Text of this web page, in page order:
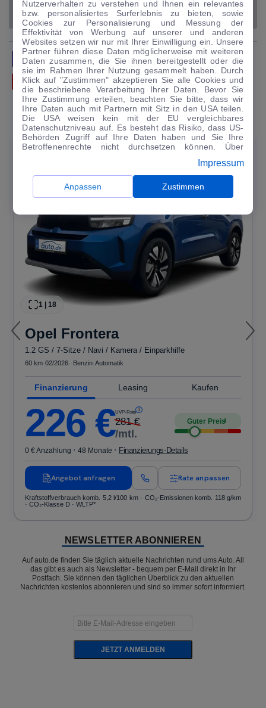
MITSUBISHI MITSUBISHI L200 PICK UP
TEILEN TWITTERN TEILEN
FLIPPEN MAILEN
UNSERE TOP-ANGEBOTE FÜR SIE
Angebot
1 | 18
Opel Frontera
1.2 GS / 7-Sitze / Navi / Kamera / Einparkhilfe
60 km 02/2026 Benzin Automatik
Finanzierung Leasing Kaufen
226 €UVP-Rate 3
281€
/mtl.
Guter Preis4
0 € Anzahlung · 48 Monate · Finanzierungs-Details
Angebot anfragen Rate anpassen
Kraftstoffverbrauch komb. 5,2 l/100 km · CO₂-Emissionen komb. 118 g/km
· CO₂-Klasse D · WLTP*
NEWSLETTER ABONNIEREN
Auf auto.de finden Sie täglich aktuelle Nachrichten rund ums Auto. All
das gibt es auch als Newsletter - bequem per E-Mail direkt in Ihr
Postfach. Sie können den täglichen Überblick zu den aktuellen
Nachrichten kostenlos abonnieren und sind so immer sofort informiert.
JETZT ANMELDEN
Nutzerverhalten zu verstehen und Ihnen ein relevantes
bzw. personalisiertes Surferlebnis zu bieten, sowie
Cookies zur Personalisierung und Messung der
Effektivität von Werbung auf unserer und anderen
Websites setzen wir nur mit Ihrer Einwilligung ein. Unsere
Partner führen diese Daten möglicherweise mit weiteren
Daten zusammen, die Sie ihnen bereitgestellt oder die
sie im Rahmen Ihrer Nutzung gesammelt haben. Durch
Klick auf "Zustimmen" akzeptieren Sie alle Cookies und
die beschriebene Verarbeitung Ihrer Daten. Bevor Sie
Ihre Zustimmung erteilen, beachten Sie bitte, dass wir
Ihre Daten auch mit Partnern mit Sitz in den USA teilen.
Die USA weisen kein mit der EU vergleichbares
Datenschutzniveau auf. Es besteht das Risiko, dass US-
Behörden Zugriff auf Ihre Daten haben und Sie Ihre
Betroffenenrechte nicht durchsetzen können. Über
anpassen. Dies ist auch später jederzeit im Bereich
Cookie-Richtliniemöglich. Weitere Informationen finden
Sie in unsererDatenschutzerklärung .
Impressum
Anpassen Zustimmen